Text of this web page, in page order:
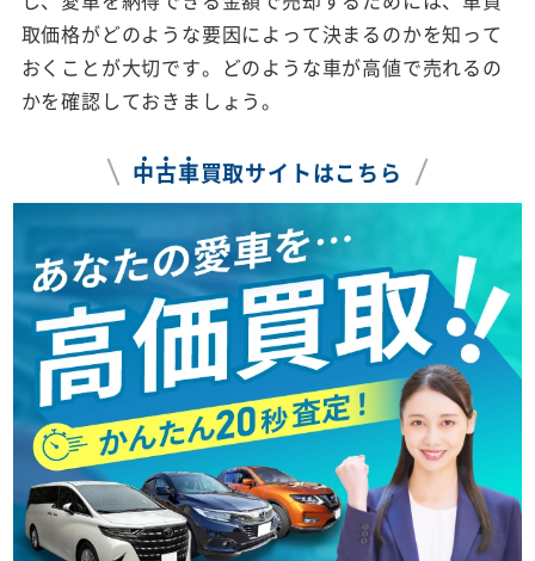
取価格がどのような要因によって決まるのかを知って
おくことが大切です。どのような車が高値で売れるの
かを確認しておきましょう。
中古車買取サイトはこちら